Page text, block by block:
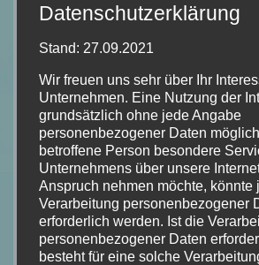
Unser Gehirn erzeugt völlig neue Bilder.
die gefühlt und erlebt werden möchte.
Rückzugsortwerden. Zu einemSafe
mögen wir Bücher genau deshalb so
wie Stillstand wirkt — sondern wie
Klar, manche Bücher enttäuschen uns,
selbst daraus lernen wir etwas über uns
Geschmack.
Egal ob fünf Minuten, fünf Kapitel, zwei
das Lesen als Rückzugsort. Als… Safe
Datenschutzerklärung
Stand: 27.09.2021
Wir freuen uns sehr über Ihr
Unternehmen. Eine Nutzung der
grundsätzlich ohne jede Angabe
personenbezogener Daten
betroffene Person besondere
Unternehmens über unsere
Anspruch nehmen möchte, könnte
Verarbeitung personenbezogener
erforderlich werden. Ist die
personenbezogener Daten
besteht für eine solche